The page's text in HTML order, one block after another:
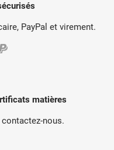
PayPal et virement.
matières
nous.